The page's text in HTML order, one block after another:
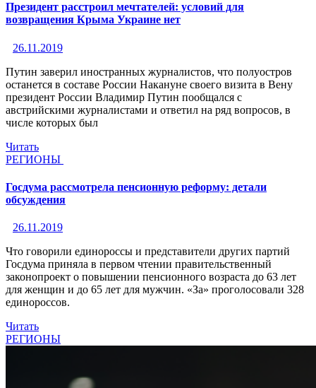
Президент расстроил мечтателей: условий для
возвращения Крыма Украине нет
26.11.2019
Путин заверил иностранных журналистов, что полуостров
останется в составе России Накануне своего визита в Вену
президент России Владимир Путин пообщался с
австрийскими журналистами и ответил на ряд вопросов, в
числе которых был
Читать
РЕГИОНЫ
Госдума рассмотрела пенсионную реформу: детали
обсуждения
26.11.2019
Что говорили единороссы и представители других партий
Госдума приняла в первом чтении правительственный
законопроект о повышении пенсионного возраста до 63 лет
для женщин и до 65 лет для мужчин. «За» проголосовали 328
единороссов.
Читать
РЕГИОНЫ